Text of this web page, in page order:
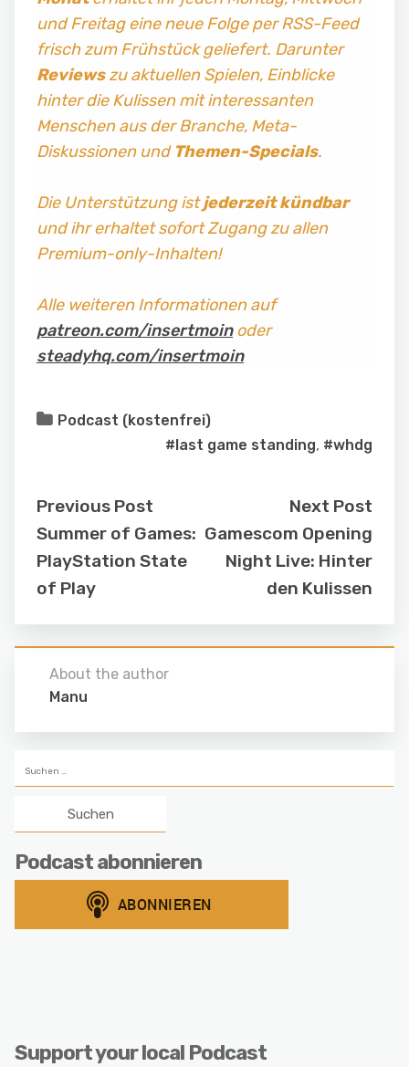
und Freitag eine neue Folge per RSS-Feed
frisch zum Frühstück geliefert. Darunter
Reviewszu aktuellen Spielen, Einblicke
hinter die Kulissen mit interessanten
Menschen aus der Branche, Meta-
Diskussionen und Themen-Specials.
Die Unterstützung istjederzeit kündbar
und ihr erhaltet sofort Zugang zu allen
Premium-only-Inhalten!
Alle weiteren Informationen auf
patreon.com/insertmoinoder
steadyhq.com/insertmoin
Podcast (kostenfrei)
#last game standing, #whdg
Previous Post
Summer of Games:
PlayStation State
of Play
Next Post
Gamescom Opening
Night Live: Hinter
den Kulissen
About the author
Manu
nach:
Podcast abonnieren
Support your local Podcast